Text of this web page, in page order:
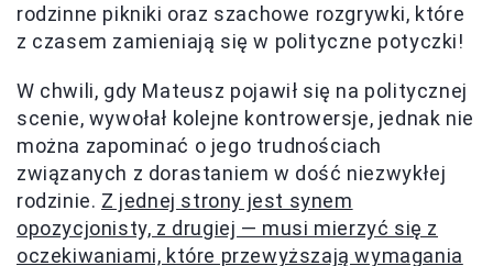
rodzinne pikniki oraz szachowe rozgrywki, które
z czasem zamieniają się w polityczne potyczki!
W chwili, gdy Mateusz pojawił się na politycznej
scenie, wywołał kolejne kontrowersje, jednak nie
można zapominać o jego trudnościach
związanych z dorastaniem w dość niezwykłej
rodzinie. Z jednej strony jest synem
opozycjonisty, z drugiej — musi mierzyć się z
oczekiwaniami, które przewyższają wymagania